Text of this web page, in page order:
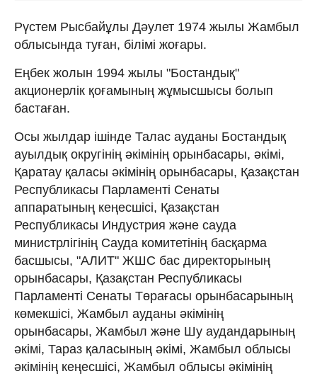
Рүстем Рысбайұлы Дәулет 1974 жылы Жамбыл
облысында туған, білімі жоғары.
Еңбек жолын 1994 жылы "Бостандық"
акционерлік қоғамының жұмысшысы болып
бастаған.
Осы жылдар ішінде Талас ауданы Бостандық
ауылдық округінің әкімінің орынбасары, әкімі,
Қаратау қаласы әкімінің орынбасары, Қазақстан
Республикасы Парламенті Сенаты
аппаратының кеңесшісі, Қазақстан
Республикасы Индустрия және сауда
министрлігінің Сауда комитетінің басқарма
басшысы, "АЛИТ" ЖШС бас директорының
орынбасары, Қазақстан Республикасы
Парламенті Сенаты Төрағасы орынбасарының
көмекшісі, Жамбыл ауданы әкімінің
орынбасары, Жамбыл және Шу аудандарының
әкімі, Тараз қаласының әкімі, Жамбыл облысы
әкімінің кеңесшісі, Жамбыл облысы әкімінің